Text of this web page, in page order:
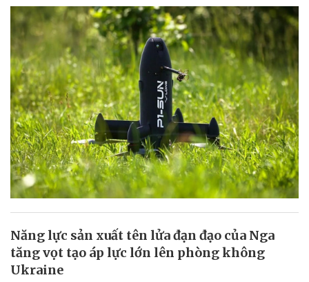
Năng lực sản xuất tên lửa đạn đạo của Nga
tăng vọt tạo áp lực lớn lên phòng không
Ukraine